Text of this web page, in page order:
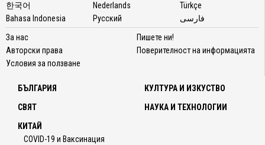
한국어
Bahasa Indonesia
Nederlands
Русский
Türkçe
فارسی
За нас
Авторски права
Условия за ползване
Пишете ни!
Поверителност на информацията
БЪЛГАРИЯ
СВЯТ
КИТАЙ
COVID-19 и Ваксинация
КУЛТУРА И ИЗКУСТВО
НАУКА И ТЕХНОЛОГИИ